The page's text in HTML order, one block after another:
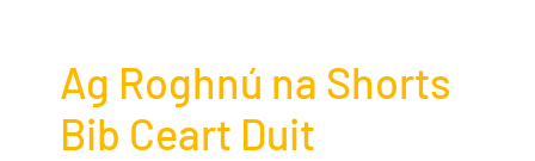
Ag Roghnú na Shorts
Bib Ceart Duit